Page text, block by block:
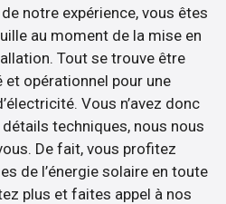
notre expérience, vous êtes
au moment de la mise en
Tout se trouve être
opérationnel pour une
Vous n’avez donc
techniques, nous nous
De fait, vous profitez
de l’énergie solaire en toute
plus et faites appel à nos